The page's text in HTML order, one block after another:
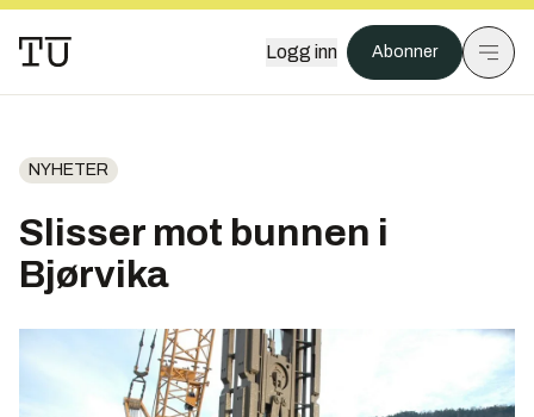
Logg inn Abonner
NYHETER
Slisser mot bunnen i
Bjørvika